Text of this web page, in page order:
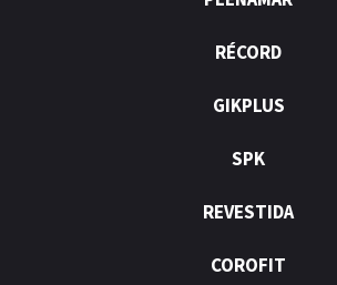
RÉCORD
GIKPLUS
SPK
REVESTIDA
COROFIT